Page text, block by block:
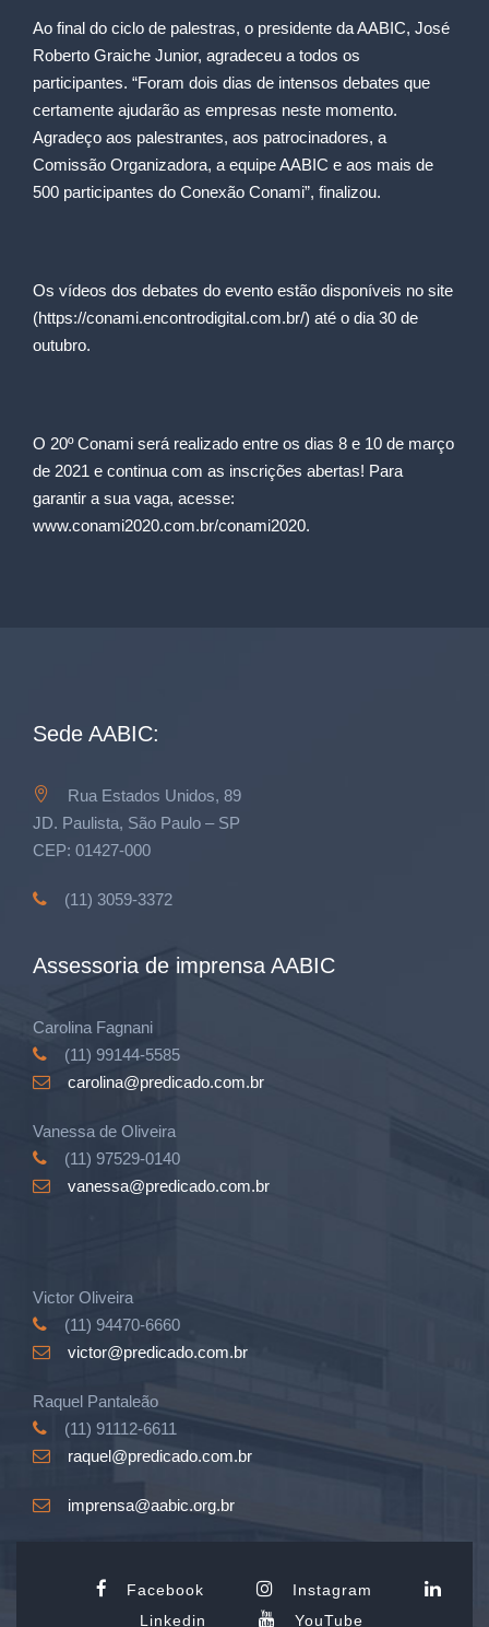
Ao final do ciclo de palestras, o presidente da AABIC, José
Roberto Graiche Junior, agradeceu a todos os
participantes. “Foram dois dias de intensos debates que
certamente ajudarão as empresas neste momento.
Agradeço aos palestrantes, aos patrocinadores, a
Comissão Organizadora, a equipe AABIC e aos mais de
500 participantes do Conexão Conami”, finalizou.
Os vídeos dos debates do evento estão disponíveis no site
(https://conami.encontrodigital.com.br/) até o dia 30 de
outubro.
O 20º Conami será realizado entre os dias 8 e 10 de março
de 2021 e continua com as inscrições abertas! Para
garantir a sua vaga, acesse:
www.conami2020.com.br/conami2020.
Sede AABIC:
Rua Estados Unidos, 89
JD. Paulista, São Paulo – SP
CEP: 01427-000
(11) 3059-3372
Assessoria de imprensa AABIC
Carolina Fagnani
(11) 99144-5585
carolina@predicado.com.br
Vanessa de Oliveira
(11) 97529-0140
vanessa@predicado.com.br
Victor Oliveira
(11) 94470-6660
victor@predicado.com.br
Raquel Pantaleão
(11) 91112-6611
raquel@predicado.com.br
imprensa@aabic.org.br
Facebook
Instagram
Linkedin
YouTube